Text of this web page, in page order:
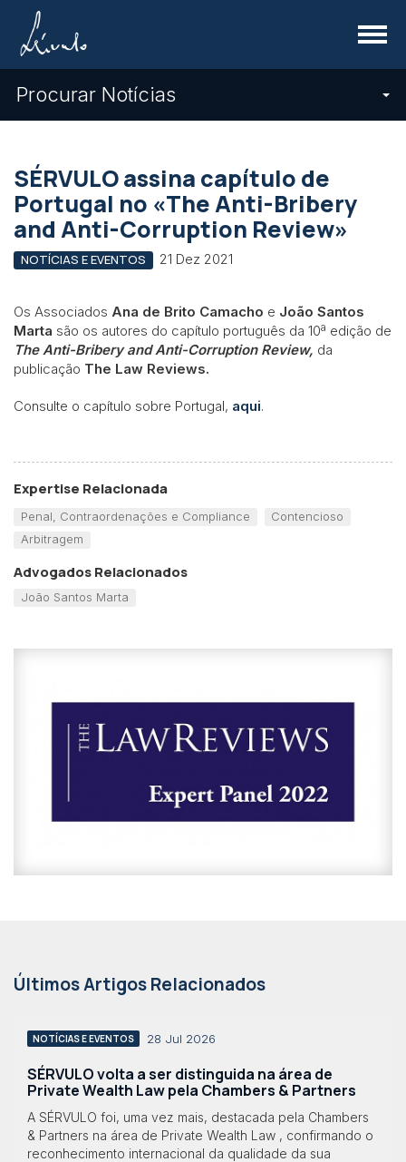
Menu
Procurar Notícias
SÉRVULO assina capítulo de
Portugal no «The Anti-Bribery
and Anti-Corruption Review»
NOTÍCIAS E EVENTOS 21 Dez 2021
Os Associados Ana de Brito Camacho e João Santos
Marta são os autores do capítulo português da 10ª edição de
The Anti-Bribery and Anti-Corruption Review, da
publicação The Law Reviews.
Consulte o capítulo sobre Portugal, aqui.
Expertise Relacionada
Penal, Contraordenações e Compliance
Contencioso
Arbitragem
Advogados Relacionados
João Santos Marta
Últimos Artigos Relacionados
NOTÍCIAS E EVENTOS 28 Jul 2026
SÉRVULO volta a ser distinguida na área de
Private Wealth Law pela Chambers & Partners
A SÉRVULO foi, uma vez mais, destacada pela Chambers
& Partners na área de Private Wealth Law , confirmando o
reconhecimento internacional da qualidade da sua